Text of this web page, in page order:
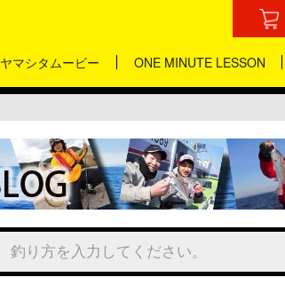
ヤマシタムービー ONE MINUTE LESSON